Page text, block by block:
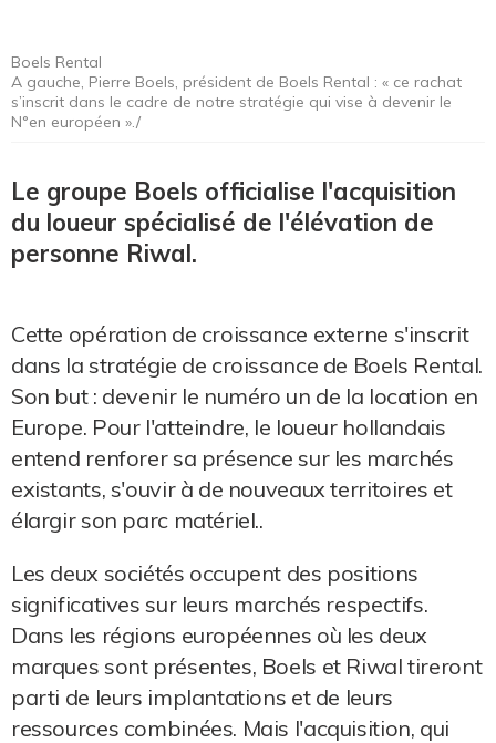
Boels Rental
A gauche, Pierre Boels, président de Boels Rental : « ce rachat
s’inscrit dans le cadre de notre stratégie qui vise à devenir le
N°en européen »./
Le groupe Boels officialise l'acquisition
du loueur spécialisé de l'élévation de
personne Riwal.
Cette opération de croissance externe s'inscrit
dans la stratégie de croissance de Boels Rental.
Son but : devenir le numéro un de la location en
Europe. Pour l'atteindre, le loueur hollandais
entend renforer sa présence sur les marchés
existants, s'ouvir à de nouveaux territoires et
élargir son parc matériel..
Les deux sociétés occupent des positions
significatives sur leurs marchés respectifs.
Dans les régions européennes où les deux
marques sont présentes, Boels et Riwal tireront
parti de leurs implantations et de leurs
ressources combinées. Mais l'acquisition, qui